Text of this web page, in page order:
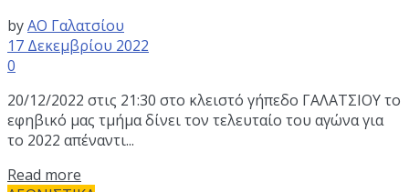
byΑΟ Γαλατσίου
17 Δεκεμβρίου 2022
0
20/12/2022 στις 21:30 στο κλειστό γήπεδο ΓΑΛΑΤΣΙΟΥ το
εφηβικό μας τμήμα δίνει τον τελευταίο του αγώνα για
το 2022 απέναντι...
Read more